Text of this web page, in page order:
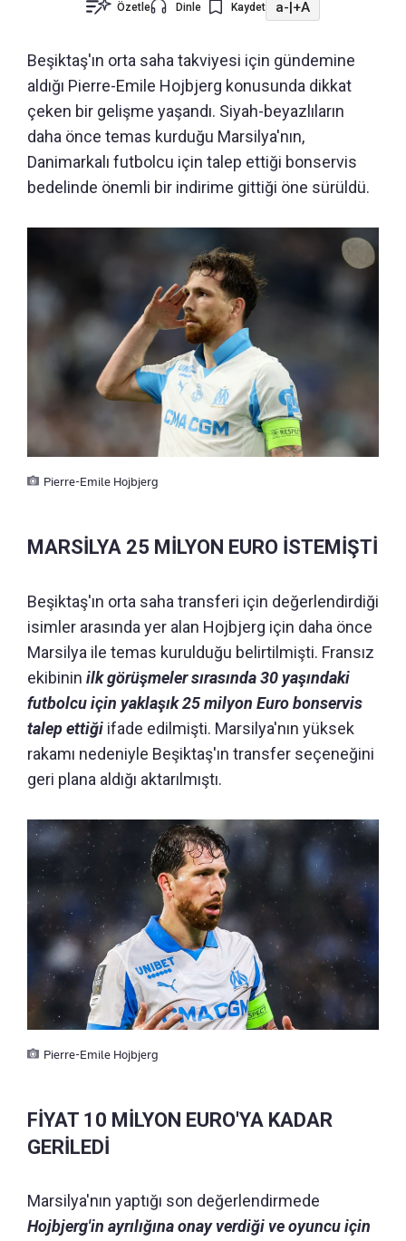
Özetle Dinle Kaydet a-|+A
Beşiktaş'ın orta saha takviyesi için gündemine
aldığı Pierre-Emile Hojbjerg konusunda dikkat
çeken bir gelişme yaşandı. Siyah-beyazlıların
daha önce temas kurduğu Marsilya'nın,
Danimarkalı futbolcu için talep ettiği bonservis
bedelinde önemli bir indirime gittiği öne sürüldü.
Pierre-Emile Hojbjerg
MARSİLYA 25 MİLYON EURO İSTEMİŞTİ
Beşiktaş'ın orta saha transferi için değerlendirdiği
isimler arasında yer alan Hojbjerg için daha önce
Marsilya ile temas kurulduğu belirtilmişti. Fransız
ekibinin ilk görüşmeler sırasında 30 yaşındaki
futbolcu için yaklaşık 25 milyon Euro bonservis
talep ettiği ifade edilmişti. Marsilya'nın yüksek
rakamı nedeniyle Beşiktaş'ın transfer seçeneğini
geri plana aldığı aktarılmıştı.
Pierre-Emile Hojbjerg
FİYAT 10 MİLYON EURO'YA KADAR
GERİLEDİ
Marsilya'nın yaptığı son değerlendirmede
Hojbjerg'in ayrılığına onay verdiği ve oyuncu için